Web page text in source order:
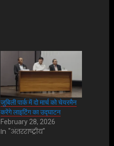
जुबिली पार्क में दो मार्च को चेयरमैन
करेंगे लाइटिंग का उद्घाटन
February 28, 2026
In "अंतरराष्ट्रीय"